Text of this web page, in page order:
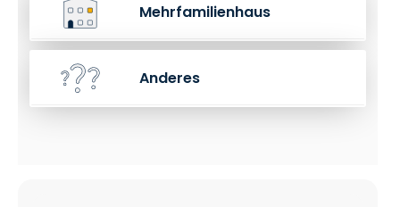
Mehrfamilienhaus
Anderes